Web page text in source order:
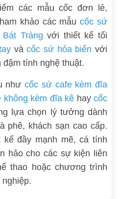
các mẫu cốc đơn lẻ,
khảo các mẫucốc sứ
Tràng với thiết kế tối
vàcốc sứ hỏa biến với
đậm tính nghệ thuật.
nhưcốc sứ cafe kèm đĩa
không kèm đĩa kê hay cốc
lựa chọn lý tưởng dành
phê, khách sạn cao cấp.
kế đầy mạnh mẽ, cá tính
hảo cho các sự kiện liên
thao hoặc chương trình
nghiệp.